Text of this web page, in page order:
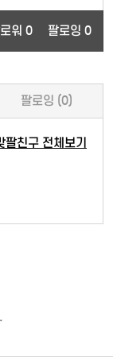
워 0 팔로잉 0
팔로잉 (0)
팔친구 전체보기